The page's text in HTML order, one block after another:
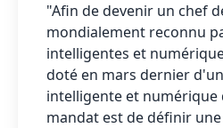
"Afin de devenir un chef
mondialement reconnu
intelligentes et
doté en mars dernier
intelligente et numérique
mandat est de définir